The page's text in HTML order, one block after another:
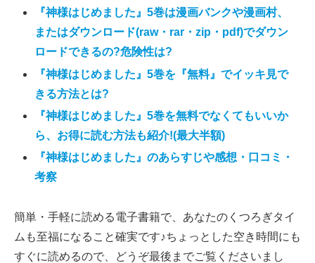
『神様はじめました』5巻は漫画バンクや漫画村、
またはダウンロード(raw・rar・zip・pdf)でダウン
ロードできるの?危険性は?
『神様はじめました』5巻を『無料』でイッキ見で
きる方法とは?
『神様はじめました』5巻を無料でなくてもいいか
ら、お得に読む方法も紹介!(最大半額)
『神様はじめました』のあらすじや感想・口コミ・
考察
簡単・手軽に読める電子書籍で、あなたのくつろぎタイ
ムも至福になること確実です♪ちょっとした空き時間にも
すぐに読めるので、どうぞ最後までご覧くださいまし